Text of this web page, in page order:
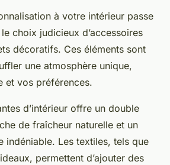
à votre intérieur passe
choix judicieux d’accessoires
décoratifs. Ces éléments sont
une atmosphère unique,
et vos préférences.
d’intérieur offre un double
de fraîcheur naturelle et un
indéniable. Les textiles, tels que
permettent d’ajouter des